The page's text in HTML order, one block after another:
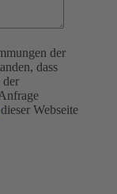
der
dass
der
dieser Webseite